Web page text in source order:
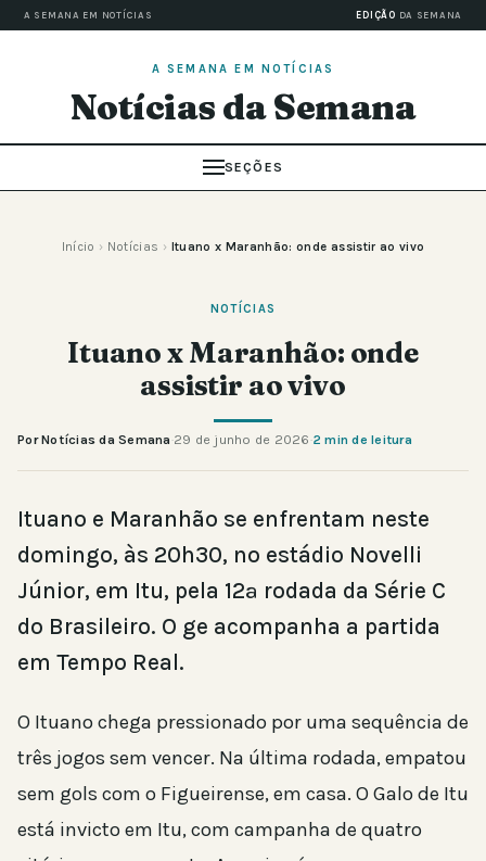
A SEMANA EM NOTÍCIAS EDIÇÃO DA SEMANA
A SEMANA EM NOTÍCIAS
Notícias da Semana
SEÇÕES
Início › Notícias › Ituano x Maranhão: onde assistir ao vivo
NOTÍCIAS
Ituano x Maranhão: onde
assistir ao vivo
Por Notícias da Semana·29 de junho de 2026·2 min de leitura
Ituano e Maranhão se enfrentam neste
domingo, às 20h30, no estádio Novelli
Júnior, em Itu, pela 12ª rodada da Série C
do Brasileiro. O ge acompanha a partida
em Tempo Real.
O Ituano chega pressionado por uma sequência de
três jogos sem vencer. Na última rodada, empatou
sem gols com o Figueirense, em casa. O Galo de Itu
está invicto em Itu, com campanha de quatro